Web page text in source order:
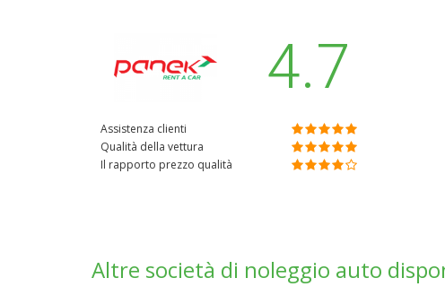
4.7
Assistenza clienti
Qualità della vettura
Il rapporto prezzo qualità
Altre società di noleggio auto